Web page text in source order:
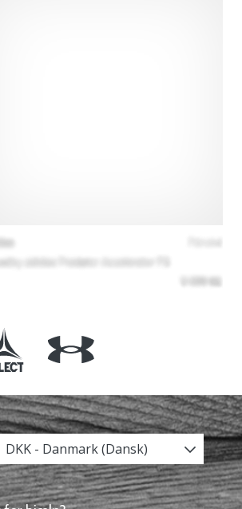
DKK - Danmark (Dansk)